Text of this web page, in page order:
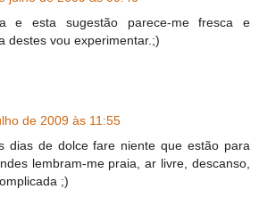
e esta sugestão parece-me fresca e
destes vou experimentar.;)
de 2009 às 11:55
dias de dolce fare niente que estão para
lembram-me praia, ar livre, descanso,
;)